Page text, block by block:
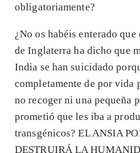
obligatoriamente?
¿No os habéis enterado
de Inglaterra ha dicho que
India se han suicidado
completamente de por vida
no recoger ni una pequeña
prometió que les iba a
transgénicos? EL ANSIA
DESTRUIRÁ LA